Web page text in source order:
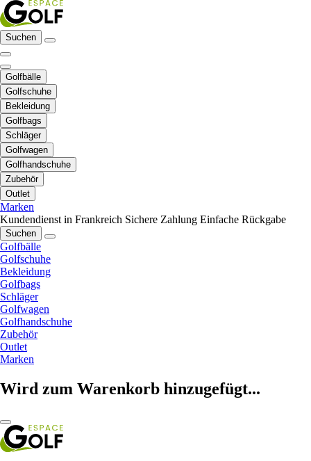
Suchen
Golfbälle
Golfschuhe
Bekleidung
Golfbags
Schläger
Golfwagen
Golfhandschuhe
Zubehör
Outlet
Marken
Kundendienst in Frankreich Sichere Zahlung Einfache Rückgabe
Suchen
Golfbälle
Golfschuhe
Bekleidung
Golfbags
Schläger
Golfwagen
Golfhandschuhe
Zubehör
Outlet
Marken
Wird zum Warenkorb hinzugefügt...